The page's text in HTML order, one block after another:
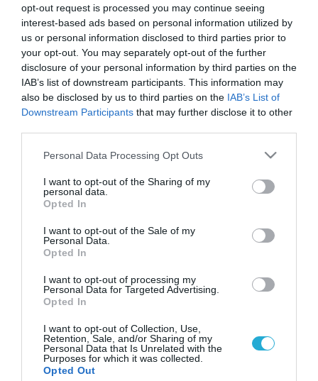
opt-out request is processed you may continue seeing
interest-based ads based on personal information utilized by
us or personal information disclosed to third parties prior to
your opt-out. You may separately opt-out of the further
disclosure of your personal information by third parties on the
IAB’s list of downstream participants. This information may
also be disclosed by us to third parties on the IAB’s List of
Downstream Participants that may further disclose it to other
Please note that this website/app uses one or more Google
not limited to your visit or usage behaviour. You may click to
grant or deny consent to Google and its third-party tags to
use your data for below specified purposes in below Google
consent section.
Personal Data Processing Opt Outs
I want to opt-out of the Sharing of my
personal data.
Opted In
I want to opt-out of the Sale of my
Personal Data.
Opted In
I want to opt-out of processing my
Personal Data for Targeted Advertising.
Opted In
I want to opt-out of Collection, Use,
Retention, Sale, and/or Sharing of my
Personal Data that Is Unrelated with the
Purposes for which it was collected.
Opted Out